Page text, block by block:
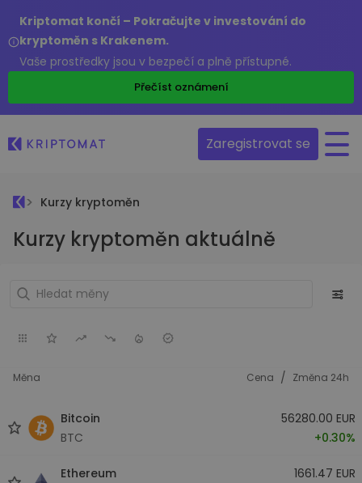
Kriptomat končí – Pokračujte v investování do
kryptoměn s Krakenem.
Vaše prostředky jsou v bezpečí a plně přístupné.
Přečíst oznámení
Zaregistrovat se
Kurzy kryptoměn
Kurzy kryptoměn aktuálně
Měna Cena / Změna 24h
Bitcoin
BTC
56280.00 EUR
+0.30%
Ethereum
1661.47 EUR